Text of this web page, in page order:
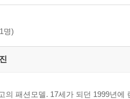
명)
의 패션모델. 17세가 되던 1999년